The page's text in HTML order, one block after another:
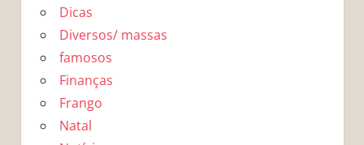
Dicas
Diversos/ massas
famosos
Finanças
Frango
Natal